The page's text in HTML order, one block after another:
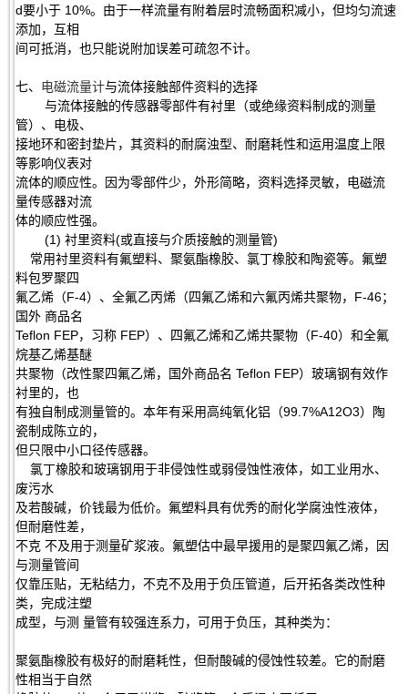
d要小于 10%。由于一样流量有附着层时流畅面积减小，但均匀流速
添加，互相
间可抵消，也只能说附加误差可疏忽不计。
七、 电磁流量计与流体接触部件资料的选择
与流体接触的传感器零部件有衬里（或绝缘资料制成的测量
管）、电极、
接地环和密封垫片，其资料的耐腐浊型、耐磨耗性和运用温度上限
等影响仪表对
流体的顺应性。因为零部件少，外形简略，资料选择灵敏，电磁流
量传感器对流
体的顺应性强。
(1) 衬里资料(或直接与介质接触的测量管)
常用衬里资料有氟塑料、聚氨酯橡胶、氯丁橡胶和陶瓷等。氟塑
料包罗聚四
氟乙烯（F-4）、全氟乙丙烯（四氟乙烯和六氟丙烯共聚物，F-46；
国外 商品名
Teflon FEP，习称 FEP）、四氟乙烯和乙烯共聚物（F-40）和全氟
烷基乙烯基醚
共聚物（改性聚四氟乙烯，国外商品名 Teflon FEP）玻璃钢有效作
衬里的，也
有独自制成测量管的。本年有采用高纯氧化铝（99.7%A12O3）陶
瓷制成陈立的，
但只限中小口径传感器。
氯丁橡胶和玻璃钢用于非侵蚀性或弱侵蚀性液体，如工业用水、
废污水
及若酸碱，价钱最为低价。氟塑料具有优秀的耐化学腐浊性液体，
但耐磨性差，
不克 不及用于测量矿浆液。氟塑估中最早援用的是聚四氟乙烯，因
与测量管间
仅靠压贴，无粘结力，不克不及用于负压管道，后开拓各类改性种
类，完成注塑
成型，与测 量管有较强连系力，可用于负压，其种类为：
聚氨酯橡胶有极好的耐磨耗性，但耐酸碱的侵蚀性较差。它的耐磨
性相当于自然